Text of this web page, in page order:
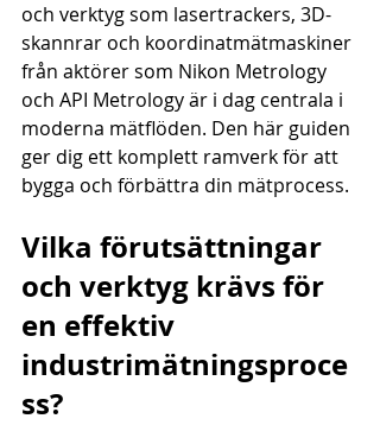
och verktyg som lasertrackers, 3D-
skannrar och koordinatmätmaskiner
från aktörer som Nikon Metrology
och API Metrology är i dag centrala i
moderna mätflöden. Den här guiden
ger dig ett komplett ramverk för att
bygga och förbättra din mätprocess.
Vilka förutsättningar
och verktyg krävs för
en effektiv
industrimätningsproce
ss?